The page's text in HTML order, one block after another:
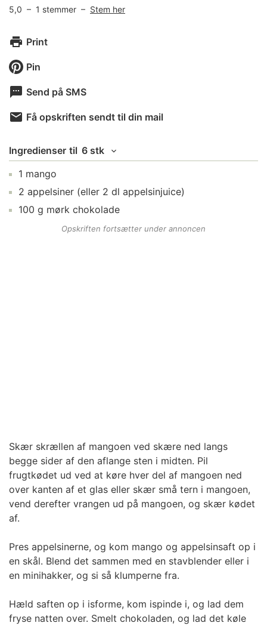
5,0 – 1 stemmer – Stem her
Print
Pin
Send på SMS
Få opskriften sendt til din mail
Ingredienser til 6 stk
1 mango
2 appelsiner (eller 2 dl appelsinjuice)
100 g mørk chokolade
Opskriften fortsætter under annoncen
Skær skrællen af mangoen ved skære ned langs
begge sider af den aflange sten i midten. Pil
frugtkødet ud ved at køre hver del af mangoen ned
over kanten af et glas eller skær små tern i mangoen,
vend derefter vrangen ud på mangoen, og skær kødet
af.
Pres appelsinerne, og kom mango og appelsinsaft op i
en skål. Blend det sammen med en stavblender eller i
en minihakker, og si så klumperne fra.
Hæld saften op i isforme, kom ispinde i, og lad dem
fryse natten over. Smelt chokoladen, og lad det køle